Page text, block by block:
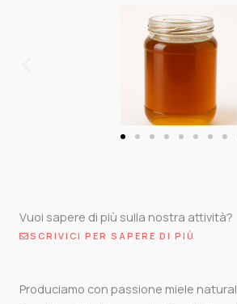
Vuoi sapere di più sulla nostra attività?
SCRIVICI PER SAPERE DI PIÙ
Produciamo con passione miele